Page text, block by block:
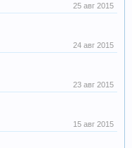
25 авг 2015
24 авг 2015
23 авг 2015
15 авг 2015